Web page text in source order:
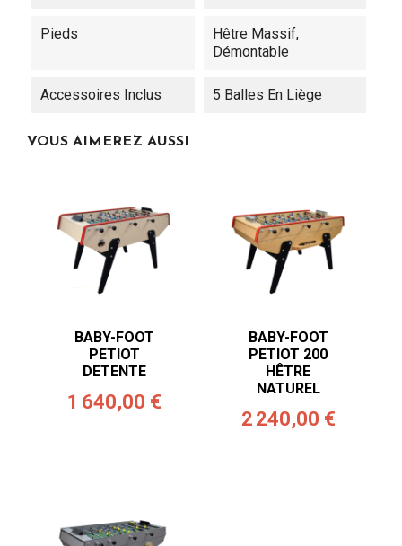
Pieds
Hêtre Massif,
Démontable
Accessoires Inclus 5 Balles En Liège
VOUS AIMEREZ AUSSI
BABY-FOOT
PETIOT
DETENTE
1 640,00 €
BABY-FOOT
PETIOT 200
HÊTRE
NATUREL
2 240,00 €